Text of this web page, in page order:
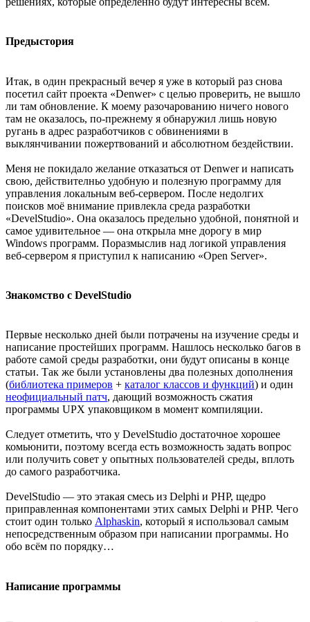
Предыстория
Итак, в один прекрасный вечер я уже в который раз снова
посетил сайт проекта «Denwer» с целью проверить, не вышло
ли там обновление. К моему разочарованию ничего нового
там не оказалось, по-прежнему я обнаружил лишь новую
ругань в адрес разработчиков с обвинениями в
выклянчивании пожертвований и абсолютном бездействии.
Меня не покидало желание отказаться от Denwer и написать
свою, действителньо удобную и полезную программу для
управления локальным веб-сервером. После недолгих
поисков моё внимание привлекла среда разработки
«DevelStudio». Она оказалось предельно удобной, понятной и
самое удивительное — она открыла мне дорогу в мир
Windows программ. Поразмыслив над логикой управления
веб-сервером я приступил к написанию «Open Server».
Знакомство с DevelStudio
Первые несколько дней были потрачены на изучение среды и
написание простейших программ. Нашлось несколько багов в
работе самой среды разработки, они будут описаны в конце
статьи. Так же были установлены два полезных дополнения
(библиотека примеров + каталог классов и функций) и один
неофициальный патч, дающий возможность сжатия
программы UPX упаковщиком в момент компиляции.
Следует отметить, что у DevelStudio достаточное хорошее
комьюнити, поэтому всегда есть возможность задать вопрос
или получить совет у опытных пользователей среды, вплоть
до самого разработчика.
DevelStudio — это этакая смесь из Delphi и PHP, щедро
приправленная компонентами этих самых Delphi и PHP. Чего
стоит один только Alphaskin, который я использовал самым
непосредственным образом при написании программы. Но
обо всём по порядку…
Написание программы